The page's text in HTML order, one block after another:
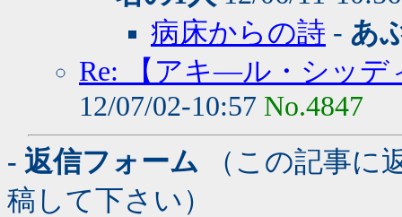
病床からの詩 - あ
Re: 【アキ―ル・シッデ
12/07/02-10:57 No.4847
- 返信フォーム （この記事に
稿して下さい）